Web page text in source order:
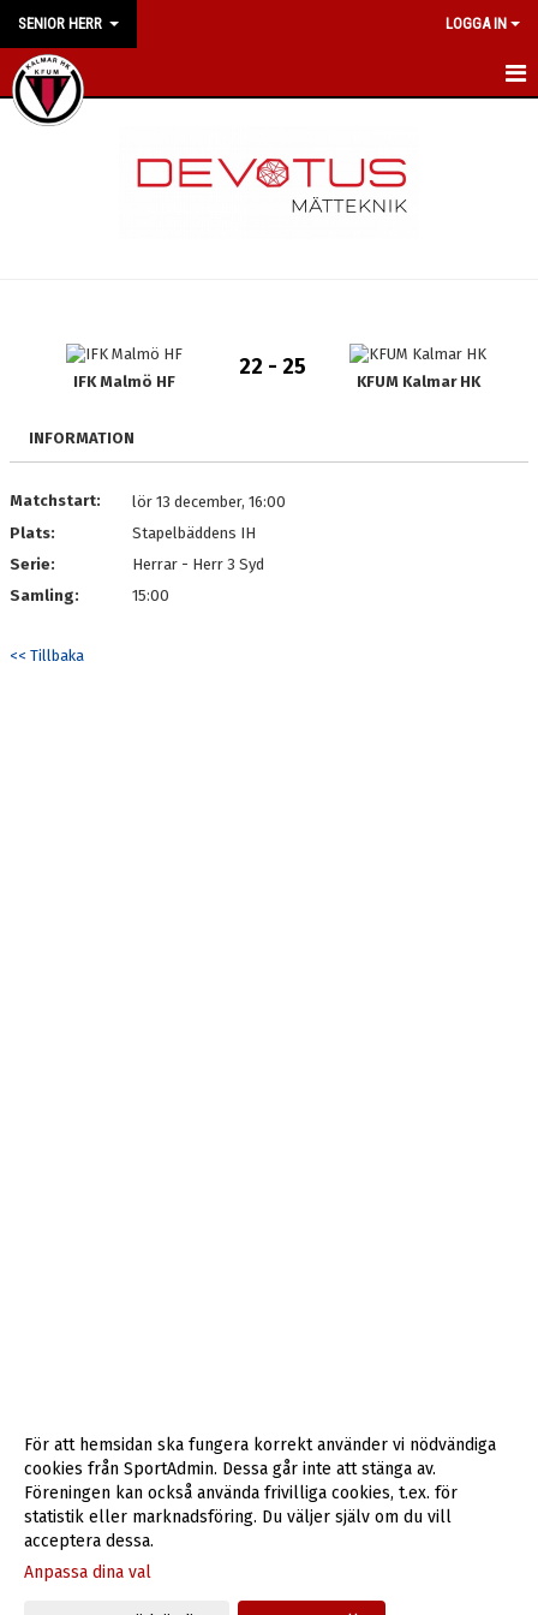
SENIOR HERR LOGGA IN
HEM
BILDGALLERI
DOKUMENT
IFK Malmö HF
22 - 25
KFUM Kalmar HK
INFORMATION
Matchstart:
lör 13 december, 16:00
Plats:
Stapelbäddens IH
Serie:
Herrar - Herr 3 Syd
Samling:
15:00
<< Tillbaka
Gå till Webbversion
För att hemsidan ska fungera korrekt använder vi nödvändiga
cookies från SportAdmin. Dessa går inte att stänga av.
Föreningen kan också använda frivilliga cookies, t.ex. för
statistik eller marknadsföring. Du väljer själv om du vill
acceptera dessa.
Anpassa dina val